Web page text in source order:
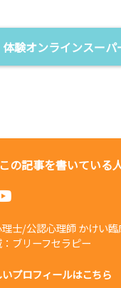
体験オンラインスー
この記事を書いている
士/公認心理師 かけい
ブリーフセラピー
プロフィールはこちら